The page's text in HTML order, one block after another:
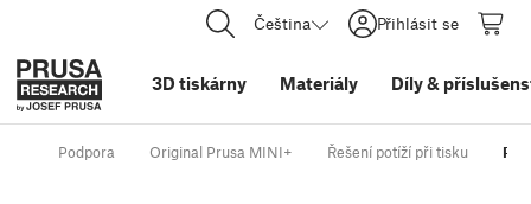
Čeština Přihlásit se
3D tiskárny Materiály Díly&
Podpora Original Prusa MINI+ Řešení potíží při tisku